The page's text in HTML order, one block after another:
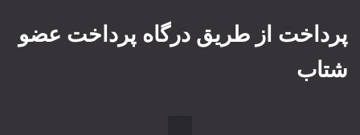
پرداخت از طریق درگاه پرداخت عضو
شتاب